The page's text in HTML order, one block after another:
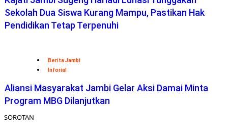
Sekolah Dua Siswa Kurang Mampu, Pastikan Hak
Pendidikan Tetap Terpenuhi
Berita Jambi
Inforial
Aliansi Masyarakat Jambi Gelar Aksi Damai Minta
Program MBG Dilanjutkan
SOROTAN